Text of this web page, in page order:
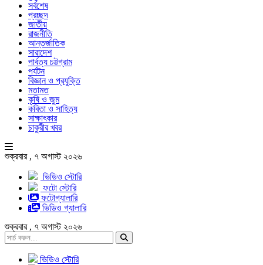
সর্বশেষ
প্রচ্ছদ
জাতীয়
রাজনীতি
আন্তর্জাতিক
সারাদেশ
পার্বত্য চট্টগ্রাম
পর্যটন
বিজ্ঞান ও প্রযুক্তি
মতামত
কৃষি ও জুম
কবিতা ও সাহিত্য
সাক্ষাৎকার
চাকুরীর খবর
শুক্রবার , ৭ অগাস্ট ২০২৬
ভিডিও স্টোরি
ফটো স্টোরি
ফটোগ্যালারি
ভিডিও গ্যালারি
শুক্রবার , ৭ অগাস্ট ২০২৬
ভিডিও স্টোরি